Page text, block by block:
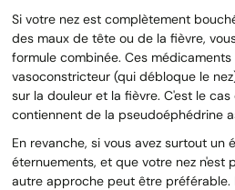
Si votre nez est complètement
des maux de tête ou de la fièvre,
formule combinée. Ces
vasoconstricteur (qui débloque le
sur la douleur et la fièvre. C'est le
contiennent de la pseudoéphédrine
En revanche, si vous avez surtout un
éternuements, et que votre nez n'est
autre approche peut être préférable.